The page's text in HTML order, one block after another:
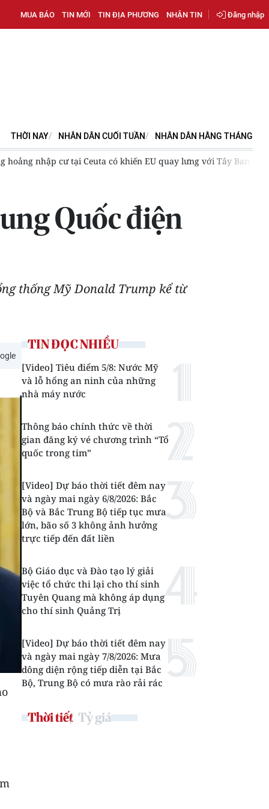
MUA BÁO TIN MỚI TIN ĐỊA PHƯƠNG NHẬN TIN Đăng nhập
THỜI NAY NHÂN DÂN CUỐI TUẦN NHÂN DÂN HẰNG THÁNG
nhập cư tại Ceuta có khiến EU quay lưng với Tây Ban Nha?
Quốc điện
thống Mỹ Donald Trump kể từ
TIN ĐỌC NHIỀU
[Video] Tiêu điểm 5/8: Nước Mỹ
và lỗ hổng an ninh của những
nhà máy nước
Thông báo chính thức về thời
gian đăng ký vé chương trình “Tổ
quốc trong tim”
[Video] Dự báo thời tiết đêm nay
và ngày mai ngày 6/8/2026: Bắc
Bộ và Bắc Trung Bộ tiếp tục mưa
lớn, bão số 3 không ảnh hưởng
trực tiếp đến đất liền
Bộ Giáo dục và Đào tạo lý giải
việc tổ chức thi lại cho thí sinh
Tuyên Quang mà không áp dụng
cho thí sinh Quảng Trị
[Video] Dự báo thời tiết đêm nay
và ngày mai ngày 7/8/2026: Mưa
dông diện rộng tiếp diễn tại Bắc
Bộ, Trung Bộ có mưa rào rải rác
Thời tiết Tỷ giá